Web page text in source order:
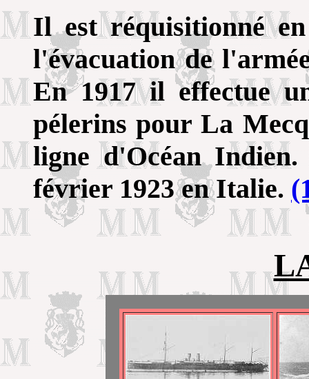
Il est réquisitionné
l'évacuation de
En 1917 il effectue
pélerins pour La
ligne d'Océan
février 1923 en Italie.